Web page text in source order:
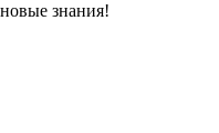
знания!